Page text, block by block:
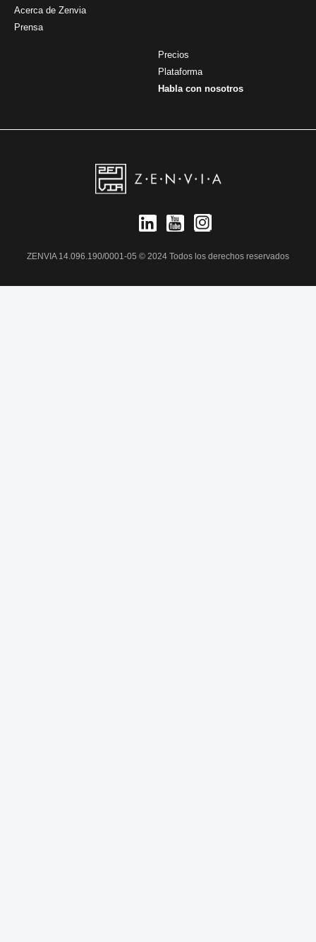
Acerca de Zenvia
Prensa
Precios
Plataforma
Habla con nosotros
ZENVIA 14.096.190/0001-05 © 2024 Todos los derechos reservados